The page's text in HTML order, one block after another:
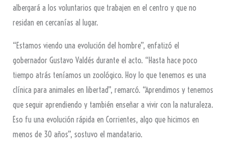
albergará a los voluntarios que trabajen en el centro y que no
residan en cercanías al lugar.
“Estamos viendo una evolución del hombre”, enfatizó el
gobernador Gustavo Valdés durante el acto. “Hasta hace poco
tiempo atrás teníamos un zoológico. Hoy lo que tenemos es una
clínica para animales en libertad”, remarcó. “Aprendimos y tenemos
que seguir aprendiendo y también enseñar a vivir con la naturaleza.
Eso fu una evolución rápida en Corrientes, algo que hicimos en
menos de 30 años”, sostuvo el mandatario.